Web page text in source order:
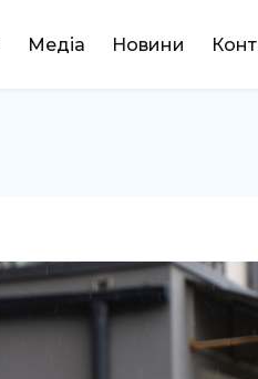
Медіа Новини
DONATE